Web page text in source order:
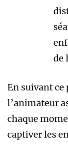
de
En suivant
l’animateur
chaque
captiver les